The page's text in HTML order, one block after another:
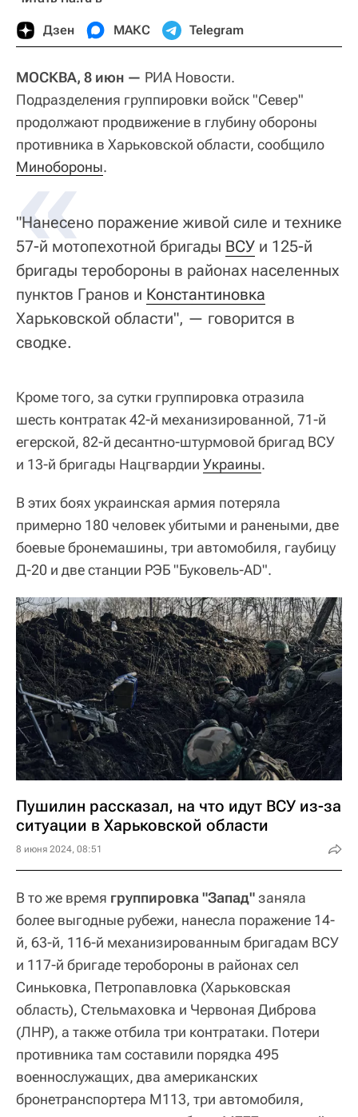
Дзен МАКС Telegram
МОСКВА, 8 июн — РИА Новости.
Подразделения группировки войск "Север"
продолжают продвижение в глубину обороны
противника в Харьковской области, сообщило
Минобороны.
«
"Нанесено поражение живой силе и технике
57-й мотопехотной бригады ВСУ и 125-й
бригады теробороны в районах населенных
пунктов Гранов и Константиновка
Харьковской области", — говорится в
сводке.
Кроме того, за сутки группировка отразила
шесть контратак 42-й механизированной, 71-й
егерской, 82-й десантно-штурмовой бригад ВСУ
и 13-й бригады Нацгвардии Украины.
В этих боях украинская армия потеряла
примерно 180 человек убитыми и ранеными, две
боевые бронемашины, три автомобиля, гаубицу
Д-20 и две станции РЭБ "Буковель-AD".
Пушилин рассказал, на что идут ВСУ из-за
ситуации в Харьковской области
8 июня 2024, 08:51
В то же время группировка "Запад"заняла
более выгодные рубежи, нанесла поражение 14-
й, 63-й, 116-й механизированным бригадам ВСУ
и 117-й бригаде теробороны в районах сел
Синьковка, Петропавловка (Харьковская
область), Стельмаховка и Червоная Диброва
(ЛНР), а также отбила три контратаки. Потери
противника там составили порядка 495
военнослужащих, два американских
бронетранспортера М113, три автомобиля,